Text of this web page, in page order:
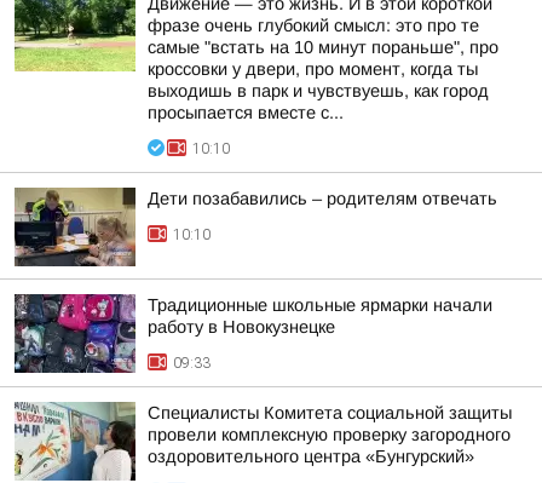
фразе очень глубокий смысл: это про те
самые "встать на 10 минут пораньше", про
кроссовки у двери, про момент, когда ты
выходишь в парк и чувствуешь, как город
просыпается вместе с...
10:10
Дети позабавились – родителям отвечать
10:10
Традиционные школьные ярмарки начали
работу в Новокузнецке
09:33
Специалисты Комитета социальной защиты
провели комплексную проверку загородного
оздоровительного центра «Бунгурский»